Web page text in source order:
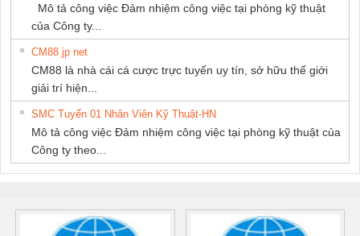
Mô tả công việc Đảm nhiệm công việc tại phòng kỹ thuật
của Công ty...
CM88 jp net
CM88 là nhà cái cá cược trực tuyến uy tín, sở hữu thế giới
giải trí hiện...
SMC Tuyển 01 Nhân Viên Kỹ Thuật-HN
Mô tả công việc Đảm nhiệm công việc tại phòng kỹ thuật của
Công ty theo...